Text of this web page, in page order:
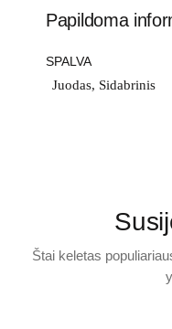
Papildoma
SPALVA
Juodas, Sidabrinis
Štai keletas